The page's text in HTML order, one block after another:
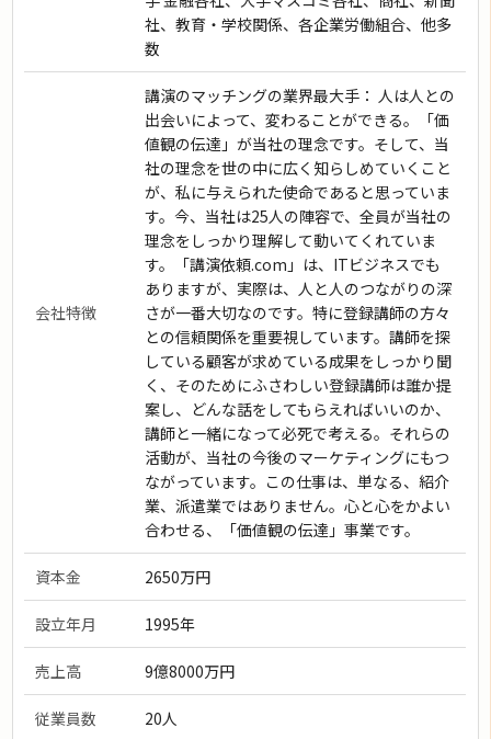
社、教育・学校関係、各企業労働組合、他多
数
会社特徴
講演のマッチングの業界最大手： 人は人との
出会いによって、変わることができる。「価
値観の伝達」が当社の理念です。そして、当
社の理念を世の中に広く知らしめていくこと
が、私に与えられた使命であると思っていま
す。今、当社は25人の陣容で、全員が当社の
理念をしっかり理解して動いてくれていま
す。「講演依頼.com」は、ITビジネスでも
ありますが、実際は、人と人のつながりの深
さが一番大切なのです。特に登録講師の方々
との信頼関係を重要視しています。講師を探
している顧客が求めている成果をしっかり聞
く、そのためにふさわしい登録講師は誰か提
案し、どんな話をしてもらえればいいのか、
講師と一緒になって必死で考える。それらの
活動が、当社の今後のマーケティングにもつ
ながっています。この仕事は、単なる、紹介
業、派遣業ではありません。心と心をかよい
合わせる、「価値観の伝達」事業です。
資本金 2650万円
設立年月 1995年
売上高 9億8000万円
従業員数 20人